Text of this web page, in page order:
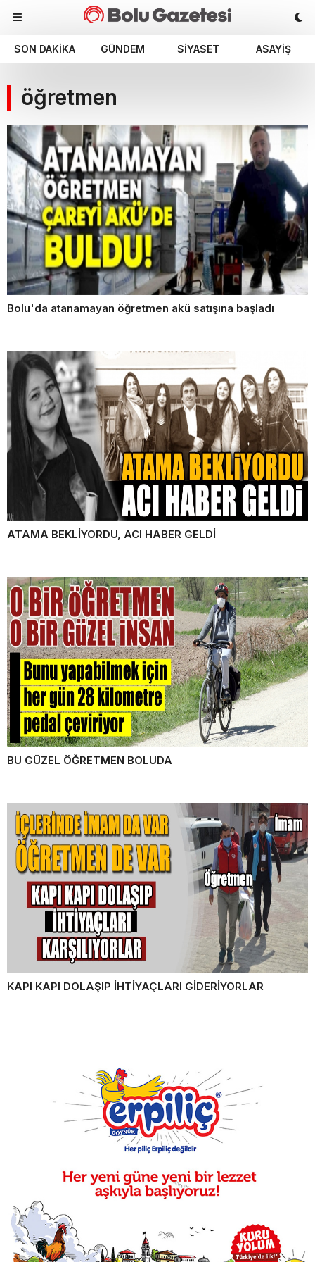
SON DAKIKA GÜNDEM SIYASET ASAYIŞ
öğretmen
Bolu'da atanamayan öğretmen akü satışına başladı
ATAMA BEKLİYORDU, ACI HABER GELDİ
BU GÜZEL ÖĞRETMEN BOLUDA
KAPI KAPI DOLAŞIP İHTİYAÇLARI GİDERİYORLAR